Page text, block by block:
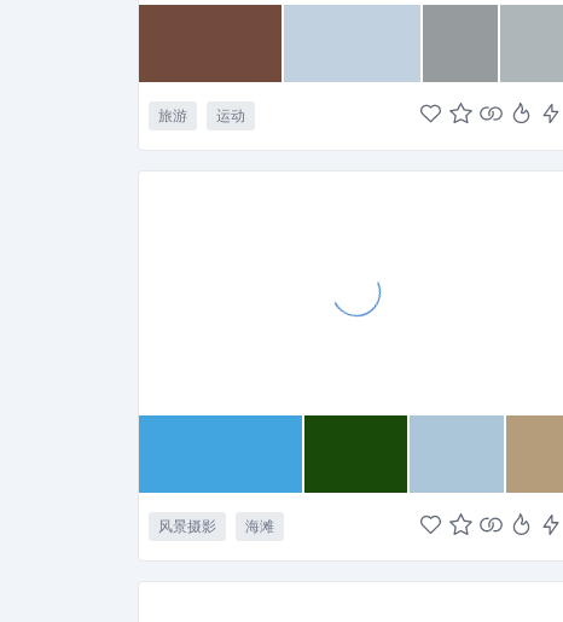
旅游 运动
风景摄影 海滩